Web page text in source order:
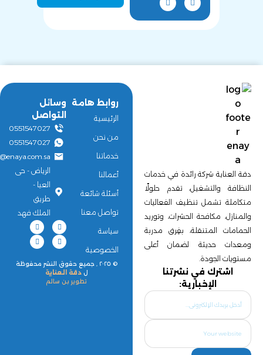
دقة العناية شركة رائدة في خدمات
النظافة والتشغيل، تقدم حلولًا
متكاملة تشمل تنظيف الفعاليات
والمنازل، مكافحة الحشرات، وتوريد
الحمامات المتنقلة، بفِرق مدربة
ومعدات حديثة لضمان أعلى
مستويات الجودة.
اشترك في نشرتنا
الإخبارية:
روابط هامة
الرئيسية
من نحن
خدماتنا
أعمالنا
أسئلة شائعة
تواصل معنا
سياسة
الخصوصية
وسائل
التواصل
0551547027
0551547027
الرياض - حى
العيا -
طريق
الملك فهد
© ٢٠٢٥ , جميع حقوق النشر محفوظة
لدقة العناية
تطوير بن سالم